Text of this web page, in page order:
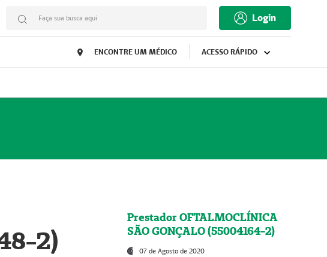
Faça sua busca aqui Login
ENCONTRE UM MÉDICO ACESSO RÁPIDO
2)
Prestador OFTALMOCLÍNICA
SÃO GONÇALO (55004164-2)
07 de Agosto de 2020